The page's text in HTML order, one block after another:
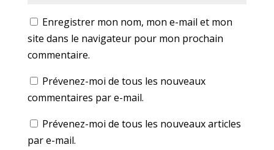
Enregistrer mon nom, mon e-mail et mon
site dans le navigateur pour mon prochain
commentaire.
Prévenez-moi de tous les nouveaux
commentaires par e-mail.
Prévenez-moi de tous les nouveaux articles
par e-mail.